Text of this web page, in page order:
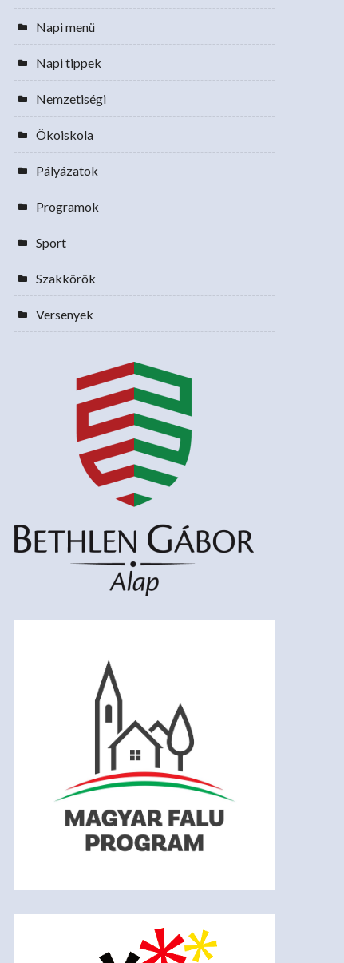
Napi menü
Napi tippek
Nemzetiségi
Ökoiskola
Pályázatok
Programok
Sport
Szakkörök
Versenyek